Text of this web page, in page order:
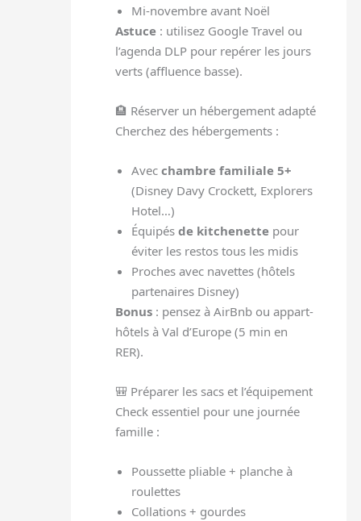
Mi-novembre avant Noël
Astuce : utilisez Google Travel ou
l’agenda DLP pour repérer les jours
verts (affluence basse).
🏨 Réserver un hébergement adapté
Cherchez des hébergements :
Avecchambre familiale 5+
(Disney Davy Crockett, Explorers
Hotel…)
Équipésde kitchenette pour
éviter les restos tous les midis
Proches avec navettes (hôtels
partenaires Disney)
Bonus : pensez à AirBnb ou appart-
hôtels à Val d’Europe (5 min en
RER).
🎒 Préparer les sacs et l’équipement
Check essentiel pour une journée
famille :
Poussette pliable + planche à
roulettes
Collations + gourdes